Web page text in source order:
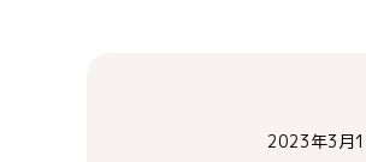
2023年3月